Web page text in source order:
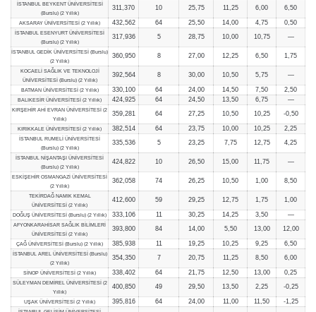
İSTANBUL BEYKENT ÜNİVERSİTESİ
(Burslu) (2 Yıllık)
311,370 10 25,75 11,25 6,00 6,50
AKSARAY ÜNİVERSİTESİ (2 Yıllık) 432,562 64 25,50 14,00 4,75 0,50
İSTANBUL ESENYURT ÜNİVERSİTESİ
(Burslu) (2 Yıllık)
317,936 5 28,75 10,00 10,75 —
İSTANBUL GEDİK ÜNİVERSİTESİ (Burslu)
(2 Yıllık)
360,950 8 27,00 12,25 6,50 1,75
KOCAELİ SAĞLIK VE TEKNOLOJİ
ÜNİVERSİTESİ (Burslu) (2 Yıllık)
392,564 8 30,00 10,50 5,75 —
BATMAN ÜNİVERSİTESİ (2 Yıllık) 330,100 64 24,00 14,50 7,50 2,50
BALIKESİR ÜNİVERSİTESİ (2 Yıllık) 424,925 64 24,50 13,50 6,75 —
KIRŞEHİR AHİ EVRAN ÜNİVERSİTESİ (2
Yıllık)
359,281 64 27,25 10,50 10,25 -0,50
KIRIKKALE ÜNİVERSİTESİ (2 Yıllık) 382,514 64 23,75 10,00 10,25 2,25
İSTANBUL RUMELİ ÜNİVERSİTESİ
(Burslu) (2 Yıllık)
335,536 5 23,25 7,75 12,75 4,25
İSTANBUL NİŞANTAŞI ÜNİVERSİTESİ
(Burslu) (2 Yıllık)
424,822 10 26,50 15,00 11,75 —
ESKİŞEHİR OSMANGAZİ ÜNİVERSİTESİ
(2 Yıllık)
362,058 74 26,25 10,50 1,00 8,50
TEKİRDAĞ NAMIK KEMAL
ÜNİVERSİTESİ (2 Yıllık)
412,600 59 29,25 12,75 1,75 1,00
DOĞUŞ ÜNİVERSİTESİ (Burslu) (2 Yıllık) 333,106 11 30,25 14,25 3,50 —
AFYONKARAHİSAR SAĞLIK BİLİMLERİ
ÜNİVERSİTESİ (2 Yıllık)
393,800 84 14,00 5,50 13,00 12,00
ÇAĞ ÜNİVERSİTESİ (Burslu) (2 Yıllık) 385,938 11 19,25 10,25 9,25 6,50
İSTANBUL AREL ÜNİVERSİTESİ (Burslu)
(2 Yıllık)
354,350 7 20,75 11,25 8,50 6,00
SİNOP ÜNİVERSİTESİ (2 Yıllık) 338,402 64 21,75 12,50 13,00 0,25
SÜLEYMAN DEMİREL ÜNİVERSİTESİ (2
Yıllık)
400,850 49 29,50 13,50 2,25 -0,25
UŞAK ÜNİVERSİTESİ (2 Yıllık) 395,816 64 24,00 11,00 11,50 -1,25